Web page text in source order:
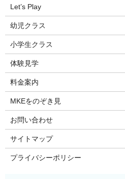
Let’s Play
幼児クラス
小学生クラス
体験見学
料金案内
MKEをのぞき見
お問い合わせ
サイトマップ
プライバシーポリシー